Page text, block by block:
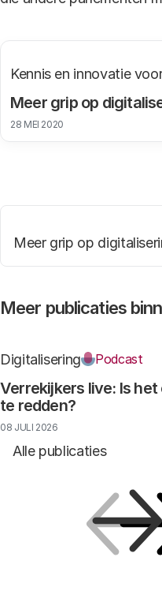
Meer grip op
Kennis en innovatie
28 MEI 2020
Meer grip op
Meer publicaties
Alle publicaties
Verrekijkers live: Is
te redden?
Digitalisering Podcast
08 JULI 2026